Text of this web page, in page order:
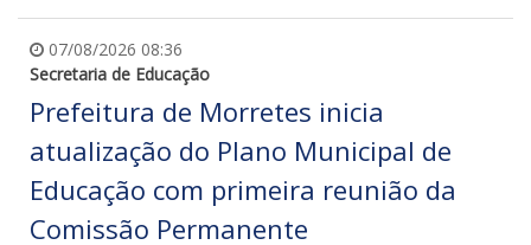
07/08/2026 08:36
Secretaria de Educação
Prefeitura de Morretes inicia
atualização do Plano Municipal de
Educação com primeira reunião da
Comissão Permanente